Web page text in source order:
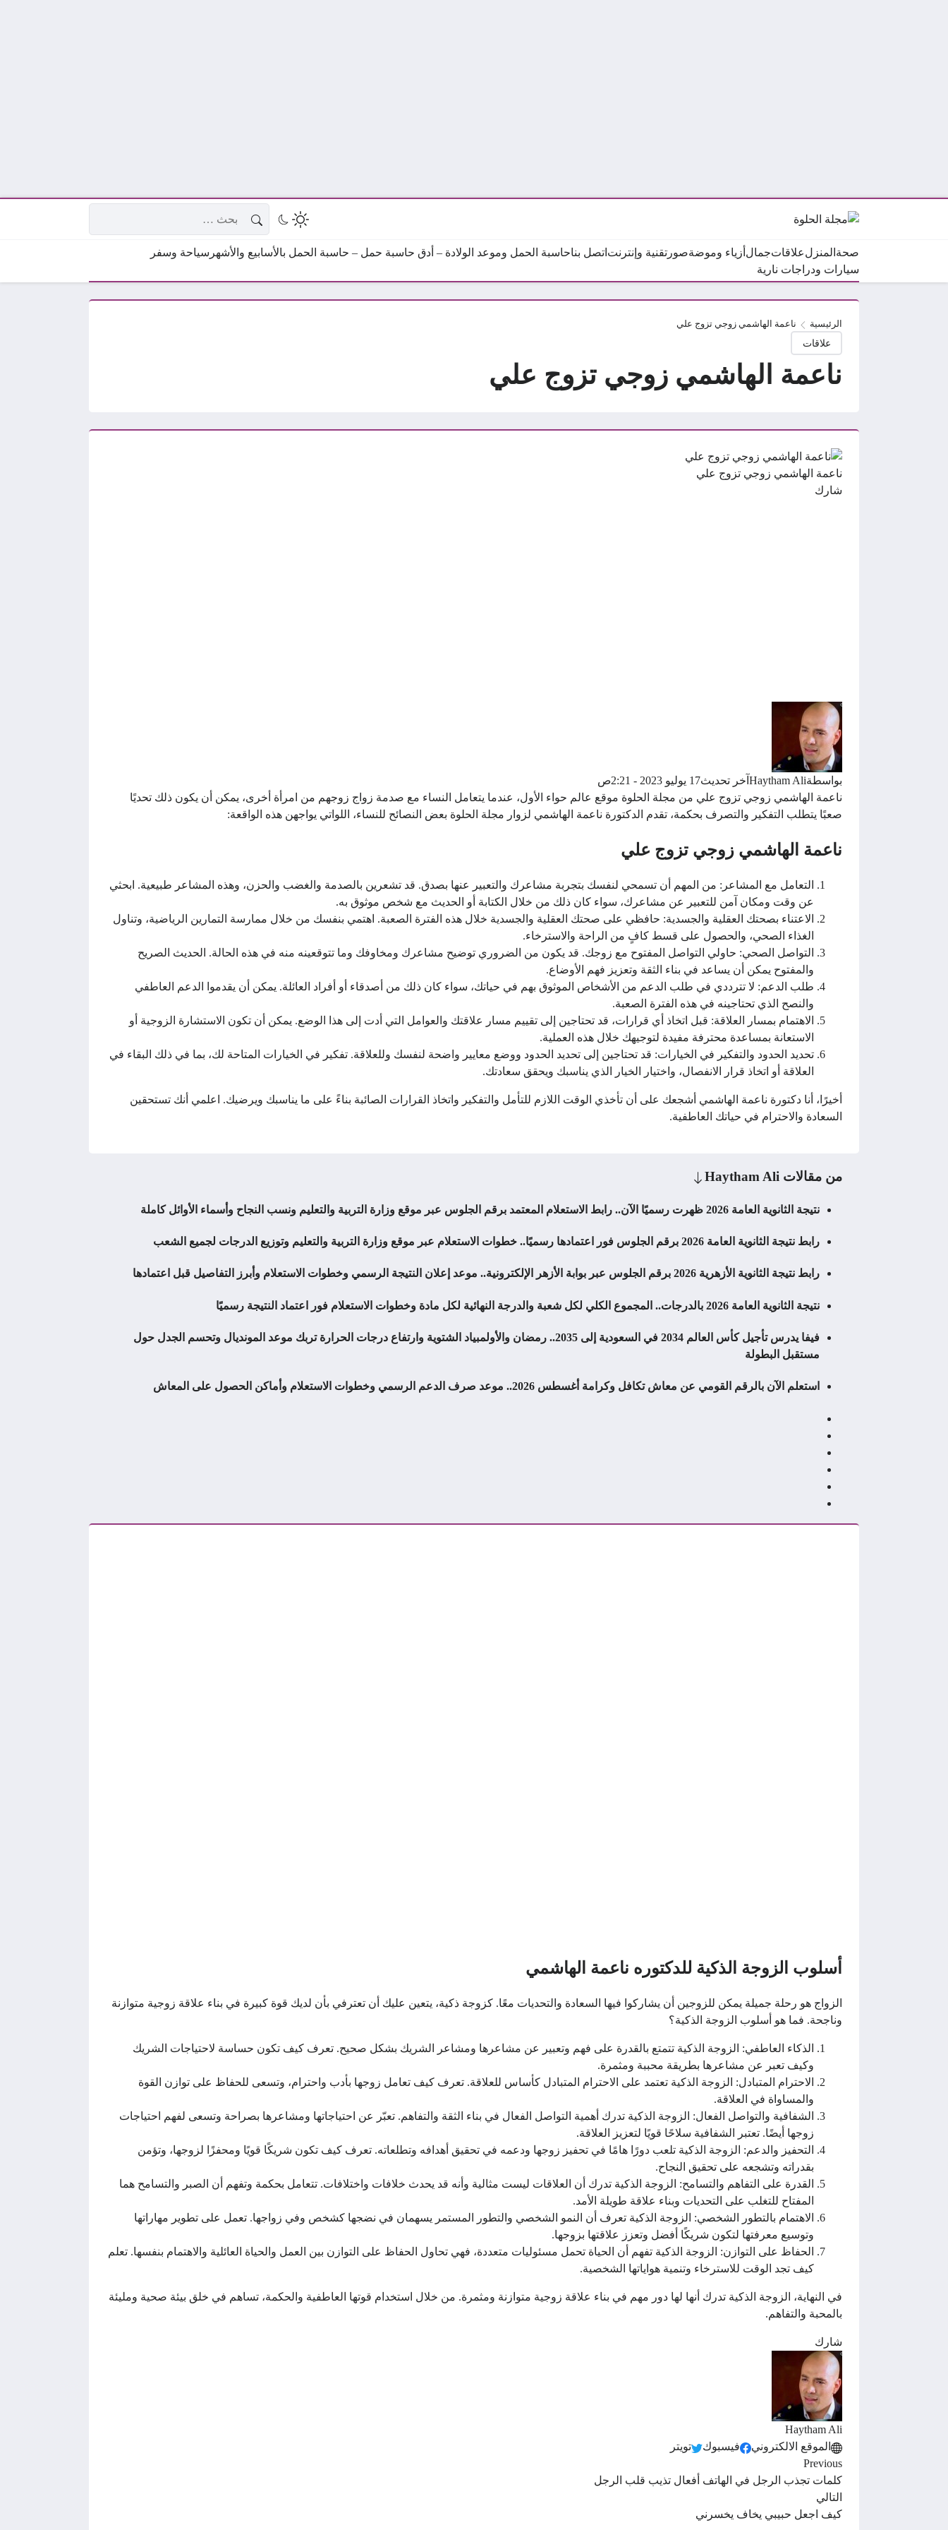
صحة المنزلعلاقاتجمال أزياء وموضةصور تقنية وإنترنت اتصل بناحاسبة الحمل وموعد الولادة – أدق حاسبة حمل – حاسبة الحمل بالأسابيع والأشهر سياحة وسفر
سيارات ودراجات نارية
الرئيسية ناعمة الهاشمي زوجي تزوج علي
علاقات
ناعمة الهاشمي زوجي تزوج علي
ناعمة الهاشمي زوجي تزوج علي
شارك
بواسطةHaytham Ali آخر تحديث17 يوليو 2023 - 2:21ص
ناعمة الهاشمي زوجي تزوج علي من مجلة الحلوة موقع عالم حواء الأول، عندما يتعامل النساء مع صدمة زواج زوجهم من امرأة أخرى، يمكن أن يكون ذلك تحديًا
صعبًا يتطلب التفكير والتصرف بحكمة، تقدم الدكتورة ناعمة الهاشمي لزوار مجلة الحلوة بعض النصائح للنساء، اللواتي يواجهن هذه الواقعة:
ناعمة الهاشمي زوجي تزوج علي
التعامل مع المشاعر: من المهم أن تسمحي لنفسك بتجربة مشاعرك والتعبير عنها بصدق. قد تشعرين بالصدمة والغضب والحزن، وهذه المشاعر طبيعية. ابحثي
عن وقت ومكان آمن للتعبير عن مشاعرك، سواء كان ذلك من خلال الكتابة أو الحديث مع شخص موثوق به.
الاعتناء بصحتك العقلية والجسدية: حافظي على صحتك العقلية والجسدية خلال هذه الفترة الصعبة. اهتمي بنفسك من خلال ممارسة التمارين الرياضية، وتناول
الغذاء الصحي، والحصول على قسط كافٍ من الراحة والاسترخاء.
التواصل الصحي: حاولي التواصل المفتوح مع زوجك. قد يكون من الضروري توضيح مشاعرك ومخاوفك وما تتوقعينه منه في هذه الحالة. الحديث الصريح
والمفتوح يمكن أن يساعد في بناء الثقة وتعزيز فهم الأوضاع.
طلب الدعم: لا تترددي في طلب الدعم من الأشخاص الموثوق بهم في حياتك، سواء كان ذلك من أصدقاء أو أفراد العائلة. يمكن أن يقدموا الدعم العاطفي
والنصح الذي تحتاجينه في هذه الفترة الصعبة.
الاهتمام بمسار العلاقة: قبل اتخاذ أي قرارات، قد تحتاجين إلى تقييم مسار علاقتك والعوامل التي أدت إلى هذا الوضع. يمكن أن تكون الاستشارة الزوجية أو
الاستعانة بمساعدة محترفة مفيدة لتوجيهك خلال هذه العملية.
تحديد الحدود والتفكير في الخيارات: قد تحتاجين إلى تحديد الحدود ووضع معايير واضحة لنفسك وللعلاقة. تفكير في الخيارات المتاحة لك، بما في ذلك البقاء في
العلاقة أو اتخاذ قرار الانفصال، واختيار الخيار الذي يناسبك ويحقق سعادتك.
أخيرًا، أنا دكتورة ناعمة الهاشمي أشجعك على أن تأخذي الوقت اللازم للتأمل والتفكير واتخاذ القرارات الصائبة بناءً على ما يناسبك ويرضيك. اعلمي أنك تستحقين
السعادة والاحترام في حياتك العاطفية.
من مقالات Haytham Ali
نتيجة الثانوية العامة 2026 ظهرت رسميًا الآن.. رابط الاستعلام المعتمد برقم الجلوس عبر موقع وزارة التربية والتعليم ونسب النجاح وأسماء الأوائل كاملة
رابط نتيجة الثانوية العامة 2026 برقم الجلوس فور اعتمادها رسميًا.. خطوات الاستعلام عبر موقع وزارة التربية والتعليم وتوزيع الدرجات لجميع الشعب
رابط نتيجة الثانوية الأزهرية 2026 برقم الجلوس عبر بوابة الأزهر الإلكترونية.. موعد إعلان النتيجة الرسمي وخطوات الاستعلام وأبرز التفاصيل قبل اعتمادها
نتيجة الثانوية العامة 2026 بالدرجات.. المجموع الكلي لكل شعبة والدرجة النهائية لكل مادة وخطوات الاستعلام فور اعتماد النتيجة رسميًا
فيفا يدرس تأجيل كأس العالم 2034 في السعودية إلى 2035.. رمضان والأولمبياد الشتوية وارتفاع درجات الحرارة تربك موعد المونديال وتحسم الجدل حول
مستقبل البطولة
استعلم الآن بالرقم القومي عن معاش تكافل وكرامة أغسطس 2026.. موعد صرف الدعم الرسمي وخطوات الاستعلام وأماكن الحصول على المعاش
أسلوب الزوجة الذكية للدكتوره ناعمة الهاشمي
الزواج هو رحلة جميلة يمكن للزوجين أن يشاركوا فيها السعادة والتحديات معًا. كزوجة ذكية، يتعين عليك أن تعترفي بأن لديك قوة كبيرة في بناء علاقة زوجية متوازنة
وناجحة. فما هو أسلوب الزوجة الذكية؟
الذكاء العاطفي: الزوجة الذكية تتمتع بالقدرة على فهم وتعبير عن مشاعرها ومشاعر الشريك بشكل صحيح. تعرف كيف تكون حساسة لاحتياجات الشريك
وكيف تعبر عن مشاعرها بطريقة محببة ومثمرة.
الاحترام المتبادل: الزوجة الذكية تعتمد على الاحترام المتبادل كأساس للعلاقة. تعرف كيف تعامل زوجها بأدب واحترام، وتسعى للحفاظ على توازن القوة
والمساواة في العلاقة.
الشفافية والتواصل الفعال: الزوجة الذكية تدرك أهمية التواصل الفعال في بناء الثقة والتفاهم. تعبّر عن احتياجاتها ومشاعرها بصراحة وتسعى لفهم احتياجات
زوجها أيضًا. تعتبر الشفافية سلاحًا قويًا لتعزيز العلاقة.
التحفيز والدعم: الزوجة الذكية تلعب دورًا هامًا في تحفيز زوجها ودعمه في تحقيق أهدافه وتطلعاته. تعرف كيف تكون شريكًا قويًا ومحفزًا لزوجها، وتؤمن
بقدراته وتشجعه على تحقيق النجاح.
القدرة على التفاهم والتسامح: الزوجة الذكية تدرك أن العلاقات ليست مثالية وأنه قد يحدث خلافات واختلافات. تتعامل بحكمة وتفهم أن الصبر والتسامح هما
المفتاح للتغلب على التحديات وبناء علاقة طويلة الأمد.
الاهتمام بالتطور الشخصي: الزوجة الذكية تعرف أن النمو الشخصي والتطور المستمر يسهمان في نضجها كشخص وفي زواجها. تعمل على تطوير مهاراتها
وتوسيع معرفتها لتكون شريكًا أفضل وتعزز علاقتها بزوجها.
الحفاظ على التوازن: الزوجة الذكية تفهم أن الحياة تحمل مسئوليات متعددة، فهي تحاول الحفاظ على التوازن بين العمل والحياة العائلية والاهتمام بنفسها. تعلم
كيف تجد الوقت للاسترخاء وتنمية هواياتها الشخصية.
في النهاية، الزوجة الذكية تدرك أنها لها دور مهم في بناء علاقة زوجية متوازنة ومثمرة. من خلال استخدام قوتها العاطفية والحكمة، تساهم في خلق بيئة صحية ومليئة
بالمحبة والتفاهم.
شارك
Haytham Ali
الموقع الالكتروني
فيسبوك
تويتر
Previous
كلمات تجذب الرجل في الهاتف أفعال تذيب قلب الرجل
التالي
كيف اجعل حبيبي يخاف يخسرني